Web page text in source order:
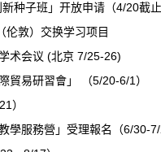
种子班」开放申请（4/20截
伦敦）交换学习项目
术会议 (北京 7/25-26)
貿易研習會」 （5/20-6/1）
）
學服務營」受理報名（6/30-